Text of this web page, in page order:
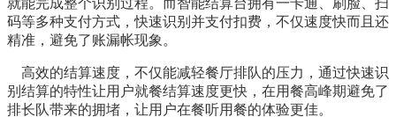
码等多种支付方式，快速识别并支付扣费，不仅速度快而且还
精准，避免了账漏帐现象。
高效的结算速度，不仅能减轻餐厅排队的压力，通过快速识
别结算的特性让用户就餐结算速度更快，在用餐高峰期避免了
排长队带来的拥堵，让用户在餐听用餐的体验更佳。